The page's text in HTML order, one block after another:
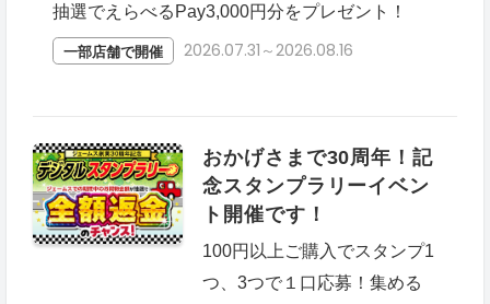
抽選でえらべるPay3,000円分をプレゼント！
一部店舗で開催 2026.07.31～2026.08.16
おかげさまで30周年！記
念スタンプラリーイベン
ト開催です！
100円以上ご購入でスタンプ1
つ、3つで１口応募！集める